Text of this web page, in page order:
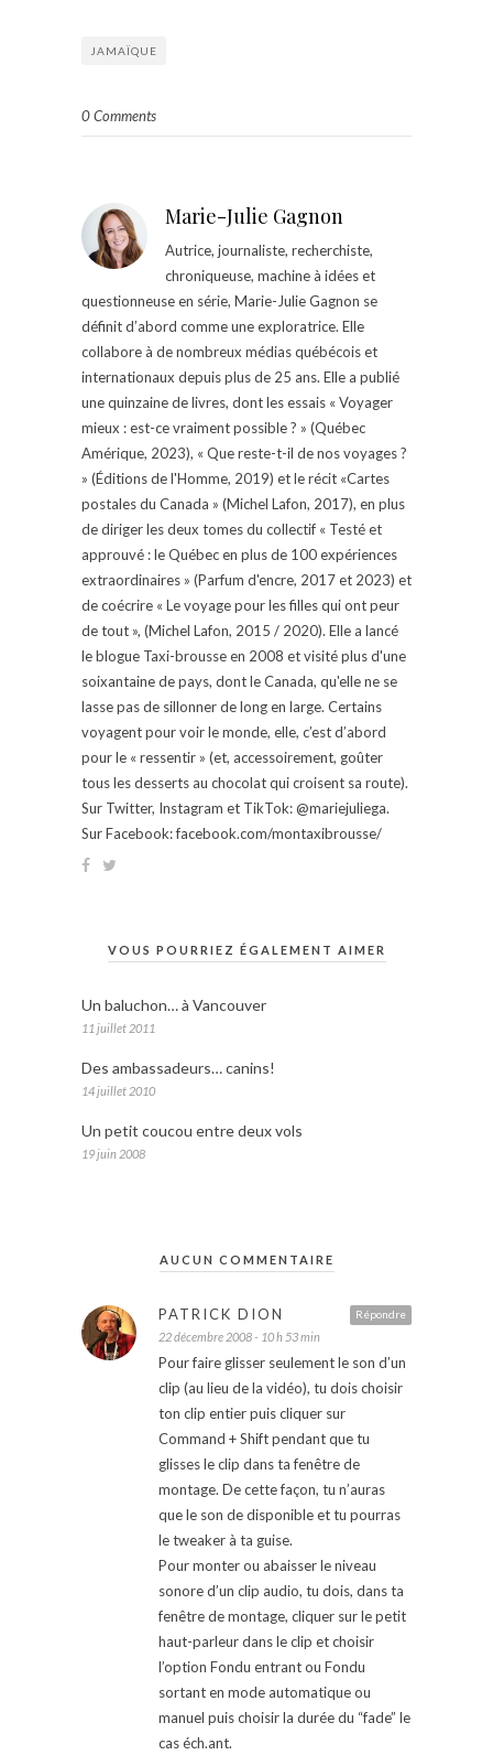
JAMAÏQUE
0 Comments
Marie-Julie Gagnon
Autrice, journaliste, recherchiste,
chroniqueuse, machine à idées et
questionneuse en série, Marie-Julie Gagnon se
définit d’abord comme une exploratrice. Elle
collabore à de nombreux médias québécois et
internationaux depuis plus de 25 ans. Elle a publié
une quinzaine de livres, dont les essais « Voyager
mieux : est-ce vraiment possible ? » (Québec
Amérique, 2023), « Que reste-t-il de nos voyages ?
» (Éditions de l'Homme, 2019) et le récit «Cartes
postales du Canada » (Michel Lafon, 2017), en plus
de diriger les deux tomes du collectif « Testé et
approuvé : le Québec en plus de 100 expériences
extraordinaires » (Parfum d'encre, 2017 et 2023) et
de coécrire « Le voyage pour les filles qui ont peur
de tout », (Michel Lafon, 2015 / 2020). Elle a lancé
le blogue Taxi-brousse en 2008 et visité plus d'une
soixantaine de pays, dont le Canada, qu'elle ne se
lasse pas de sillonner de long en large. Certains
voyagent pour voir le monde, elle, c’est d’abord
pour le « ressentir » (et, accessoirement, goûter
tous les desserts au chocolat qui croisent sa route).
Sur Twitter, Instagram et TikTok: @mariejuliega.
Sur Facebook: facebook.com/montaxibrousse/
VOUS POURRIEZ ÉGALEMENT AIMER
Un baluchon… à Vancouver
11 juillet 2011
Des ambassadeurs… canins!
14 juillet 2010
Un petit coucou entre deux vols
19 juin 2008
AUCUN COMMENTAIRE
Répondre
PATRICK DION
22 décembre 2008 - 10 h 53 min
Pour faire glisser seulement le son d’un
clip (au lieu de la vidéo), tu dois choisir
ton clip entier puis cliquer sur
Command + Shift pendant que tu
glisses le clip dans ta fenêtre de
montage. De cette façon, tu n’auras
que le son de disponible et tu pourras
le tweaker à ta guise.
Pour monter ou abaisser le niveau
sonore d’un clip audio, tu dois, dans ta
fenêtre de montage, cliquer sur le petit
haut-parleur dans le clip et choisir
l’option Fondu entrant ou Fondu
sortant en mode automatique ou
manuel puis choisir la durée du “fade” le
cas éch.ant.